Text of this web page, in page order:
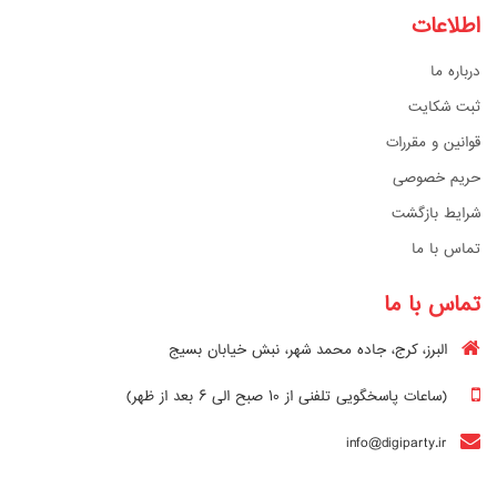
اطلاعات
درباره ما
ثبت شکایت
قوانین و مقررات
حریم خصوصی
شرایط بازگشت
تماس با ما
تماس با ما
البرز، کرج، جاده محمد شهر، نبش خیابان بسیج
(ساعات پاسخگویی تلفنی از ۱۰ صبح الی ۶ بعد از ظهر)
info@digiparty.ir